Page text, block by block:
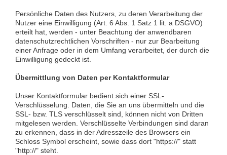
Persönliche Daten des Nutzers, zu deren Verarbeitung der
Nutzer eine Einwilligung (Art. 6 Abs. 1 Satz 1 lit. a DSGVO)
erteilt hat, werden - unter Beachtung der anwendbaren
datenschutzrechtlichen Vorschriften - nur zur Bearbeitung
einer Anfrage oder in dem Umfang verarbeitet, der durch die
Einwilligung gedeckt ist.
Übermittlung von Daten per Kontaktformular
Unser Kontaktformular bedient sich einer SSL-
Verschlüsselung. Daten, die Sie an uns übermitteln und die
SSL- bzw. TLS verschlüsselt sind, können nicht von Dritten
mitgelesen werden. Verschlüsselte Verbindungen sind daran
zu erkennen, dass in der Adresszeile des Browsers ein
Schloss Symbol erscheint, sowie dass dort "https://" statt
"http://" steht.